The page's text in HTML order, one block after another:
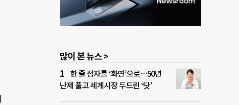
많이 본 뉴스 >
한 줄 점자를 ‘화면’으로…50년
난제 풀고 세계시장 두드린 ‘닷’